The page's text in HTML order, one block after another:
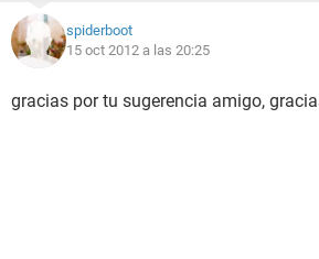
spiderboot
15 oct 2012 a las 20:25
gracias por tu sugerencia amigo,